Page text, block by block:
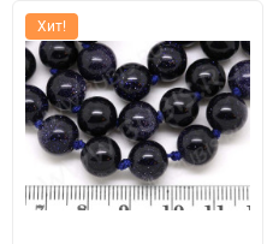
Хит!